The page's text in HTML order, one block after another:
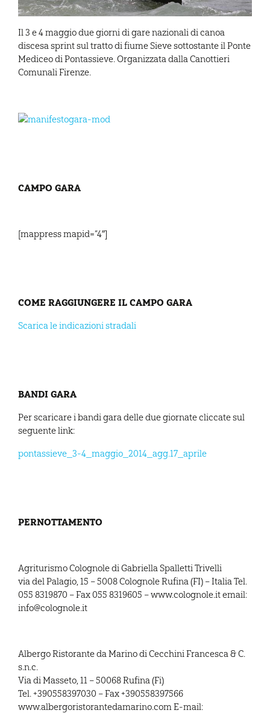
Il 3 e 4 maggio due giorni di gare nazionali di canoa
discesa sprint sul tratto di fiume Sieve sottostante il Ponte
Mediceo di Pontassieve. Organizzata dalla Canottieri
Comunali Firenze.
CAMPO GARA
[mappress mapid=”4″]
COME RAGGIUNGERE IL CAMPO GARA
Scarica le indicazioni stradali
BANDI GARA
Per scaricare i bandi gara delle due giornate cliccate sul
seguente link:
pontassieve_3-4_maggio_2014_agg.17_aprile
PERNOTTAMENTO
Agriturismo Colognole di Gabriella Spalletti Trivelli
via del Palagio, 15 – 5008 Colognole Rufina (FI) – Italia Tel.
055 8319870 – Fax 055 8319605 – www.colognole.it email:
info@colognole.it
Albergo Ristorante da Marino di Cecchini Francesca & C.
s.n.c.
Via di Masseto, 11 – 50068 Rufina (Fi)
Tel. +390558397030 – Fax +390558397566
www.albergoristorantedamarino.com E-mail: